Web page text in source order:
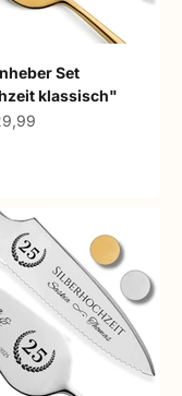
Set
klassisch"